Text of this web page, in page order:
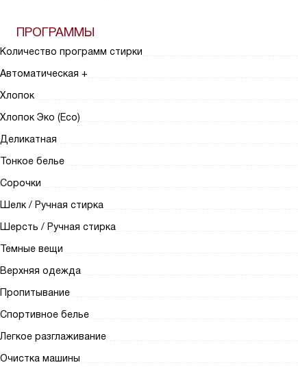
ПРОГРАММЫ
Количество программ стирки
Автоматическая +
Хлопок
Хлопок Эко (Eco)
Деликатная
Тонкое белье
Сорочки
Шелк / Ручная стирка
Шерсть / Ручная стирка
Темные вещи
Верхняя одежда
Пропитывание
Спортивное белье
Легкое разглаживание
Очистка машины